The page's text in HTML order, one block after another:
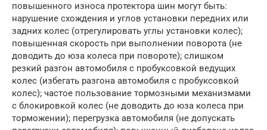
повышенного износа протектора шин могут быть:
нарушение схождения и углов установки передних или
задних колес (отрегулировать углы установки колес);
повышенная скорость при выполнении поворота (не
доводить до юза колеса при повороте); слишком
резкий разгон автомобиля с пробуксовкой ведущих
колес (избегать разгона автомобиля с пробуксовкой
колес); частое пользование тормозными механизмами
с блокировкой колес (не доводить до юза колеса при
торможении); перегрузка автомобиля (не допускать